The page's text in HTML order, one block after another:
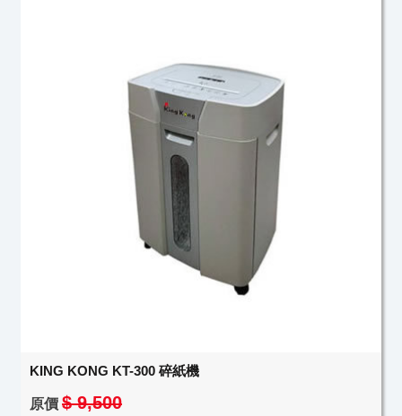
KING KONG KT-300 碎紙機
原價 $ 9,500